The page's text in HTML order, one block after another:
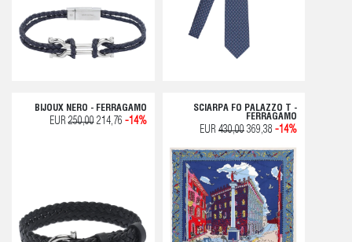
BIJOUX NERO - FERRAGAMO
EUR250,00214,76 -14%
SCIARPA FO PALAZZO T -
FERRAGAMO
EUR 430,00 369,38 -14%